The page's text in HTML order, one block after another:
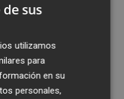
de Emarsa
el PP en 1996.
estima que
irregularidades
sus
utilizamos
para
en su
personales,